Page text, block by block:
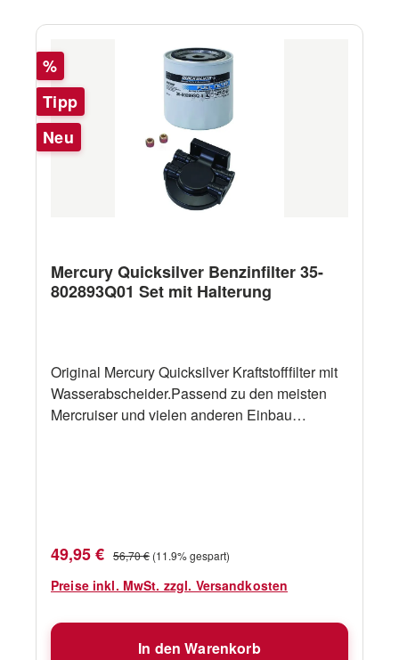
Rabatt
%
Tipp
Neu
Mercury Quicksilver Benzinfilter 35-
802893Q01 Set mit Halterung
Original Mercury Quicksilver Kraftstofffilter mit
Wasserabscheider.Passend zu den meisten
Mercruiser und vielen anderen Einbau
Verkaufspreis:
49,95 € Regulärer Preis:
56,70 € (11.9% gespart)
Preise inkl. MwSt. zzgl. Versandkosten
In den Warenkorb